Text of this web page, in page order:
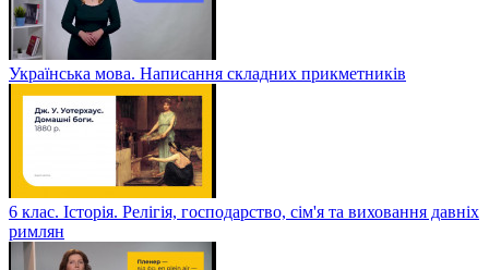
Українська мова. Написання складних прикметників
6 клас. Історія. Релігія, господарство, сім'я та виховання давніх
римлян